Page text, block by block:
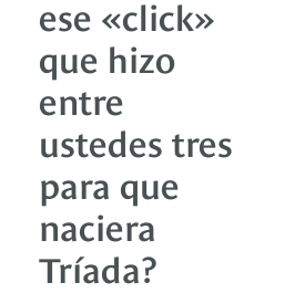
ese «click»
que hizo
entre
ustedes tres
para que
naciera
Tríada?